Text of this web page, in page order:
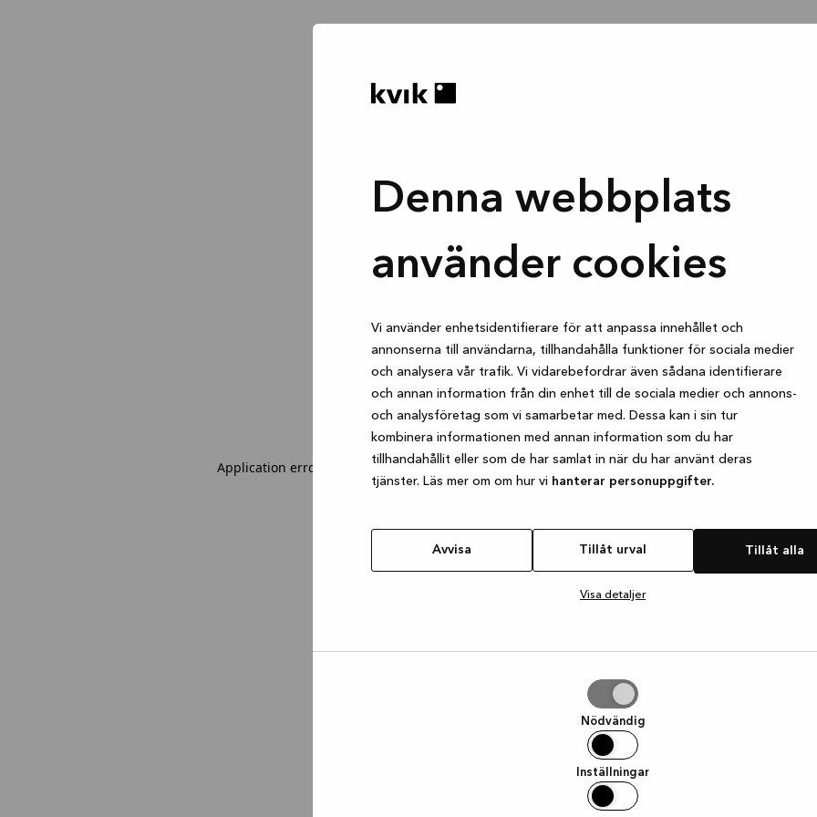
Denna webbplats
använder cookies
Vi använder enhetsidentifierare för att anpassa innehållet och
annonserna till användarna, tillhandahålla funktioner för sociala medier
och analysera vår trafik. Vi vidarebefordrar även sådana identifierare
och annan information från din enhet till de sociala medier och annons-
och analysföretag som vi samarbetar med. Dessa kan i sin tur
kombinera informationen med annan information som du har
tillhandahållit eller som de har samlat in när du har använt deras
tjänster. Läs mer om om hur vi hanterar personuppgifter.
Avvisa Tillåt urval Tillåt alla
Visa detaljer
Nödvändig
Inställningar
Application error: a client-side exception has occurred while loadingwww.kvik.se (see the